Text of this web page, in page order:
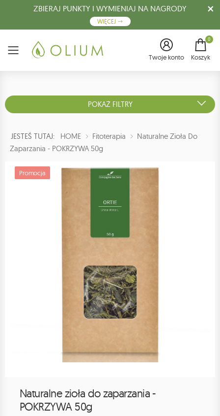
ZBIERAJ PUNKTY I WYMIENIAJ NA NAGRODY
WIĘCEJ
Menu Twoje konto
0
Koszyk
POKAŻ FILTRY
JESTEŚ TUTAJ: HOME Fitoterapia
Naturalne Zioła Do
Zaparzania - POKRZYWA 50g
Promocja
Naturalne zioła do zaparzania -
POKRZYWA 50g